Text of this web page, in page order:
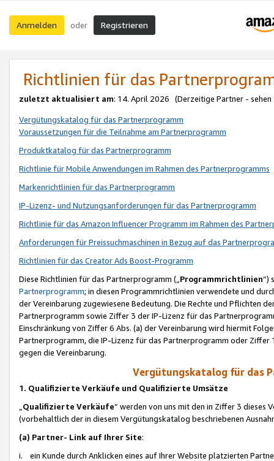
Anmelden oder Registrieren
Richtlinien für das
zuletzt aktualisiert am: 14. April 2026 (Derzeitige Partner - sehen
Vergütungskatalog für das Partnerprogramm
Voraussetzungen für die Teilnahme am Partnerprogramm
Produktkatalog für das Partnerprogramm
Richtlinie für Mobile Anwendungen im Rahmen des Partnerprogramms
Markenrichtlinien für das Partnerprogramm
IP-Lizenz- und Nutzungsanforderungen für das Partnerprogramm
Richtlinie für das Amazon Influencer Programm im Rahmen des
Anforderungen für Preissuchmaschinen in Bezug auf das
Richtlinien für das Creator Ads Boost-Programm
Diese Richtlinien für das Partnerprogramm („Programmrichtlinien“)
Partnerprogramm; in diesen Programmrichtlinien verwendete und
der Vereinbarung zugewiesene Bedeutung. Die Rechte und Pflichten
Partnerprogramm sowie Ziffer 3 der IP-Lizenz für das
Einschränkung von Ziffer 6 Abs. (a) der Vereinbarung wird hiermit
Partnerprogramm, die IP-Lizenz für das Partnerprogramm oder
gegen die Vereinbarung.
Vergütungskatalog für das
1. Qualifizierte Verkäufe und Qualifizierte Umsätze
Qualifizierte Verkäufe“ werden von uns mit den in Ziffer 3
(vorbehaltlich der in diesem Vergütungskatalog beschriebenen
(a) Partner- Link auf Ihrer Site:
i. ein Kunde durch Anklicken eines auf Ihrer Website platzierten